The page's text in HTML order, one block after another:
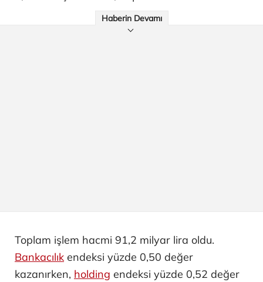
Haberin Devamı
Toplam işlem hacmi 91,2 milyar lira oldu.
Bankacılık endeksi yüzde 0,50 değer
kazanırken, holding endeksi yüzde 0,52 değer